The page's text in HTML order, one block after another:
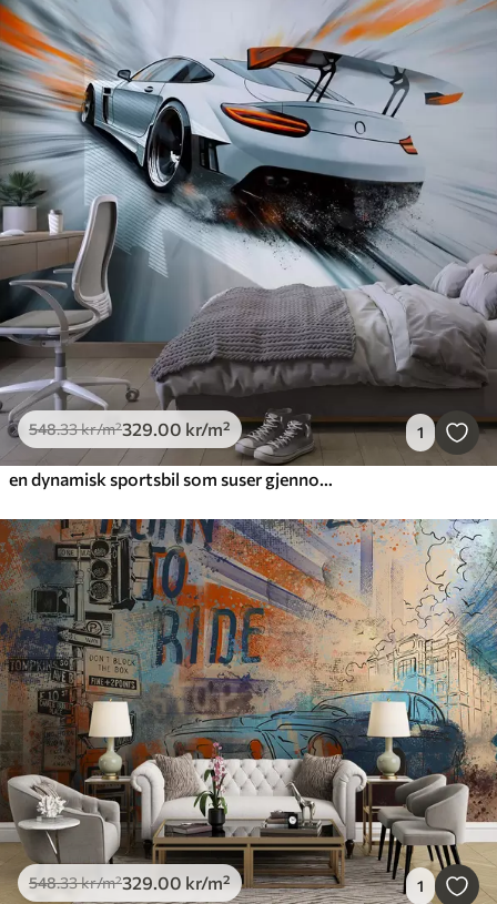
548.33kr/m²329.00 kr/m² 1
en dynamisk sportsbil som suser gjennom rommet
548.33kr/m²329.00 kr/m² 1